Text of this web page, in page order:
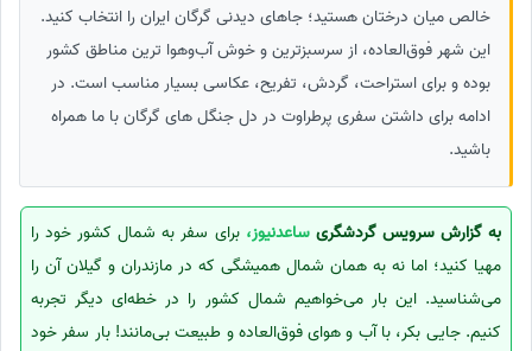
خالص میان درختان هستید؛ جاهای دیدنی گرگان ایران را انتخاب کنید.
این شهر فوق‌العاده، از سرسبزترین و خوش آب‌وهوا ترین مناطق کشور
بوده و برای استراحت، گردش، تفریح، عکاسی بسیار مناسب است. در
ادامه برای داشتن سفری پرطراوت در دل جنگل های گرگان با ما همراه
باشید.
به گزارش سرویس گردشگری ساعدنیوز، برای سفر به شمال کشور خود را
مهیا کنید؛ اما نه به همان شمال همیشگی که در مازندران و گیلان آن را
می‌شناسید. این بار می‌خواهیم شمال کشور را در خطه‌ای دیگر تجربه
کنیم. جایی بکر، با آب و هوای فوق‌العاده و طبیعت بی‌مانند! بار سفر خود